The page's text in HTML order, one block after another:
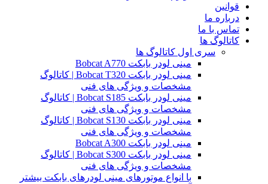
قوانین
درباره ما
تماس با ما
کاتالوگ ها
سری اول کاتالوگ ها
مینی لودر بابکت Bobcat A770
مینی لودر بابکت Bobcat T320 | کاتالوگ
مشخصات و ویژگی های فنی
مینی لودر بابکت Bobcat S185 | کاتالوگ
مشخصات و ویژگی های فنی
مینی لودر بابکت Bobcat S130 | کاتالوگ
مشخصات و ویژگی های فنی
مینی لودر بابکت Bobcat A300
مینی لودر بابکت Bobcat S300 | کاتالوگ
مشخصات و ویژگی های فنی
با انواع موتورهای مینی لودرهای بابکت بیشتر